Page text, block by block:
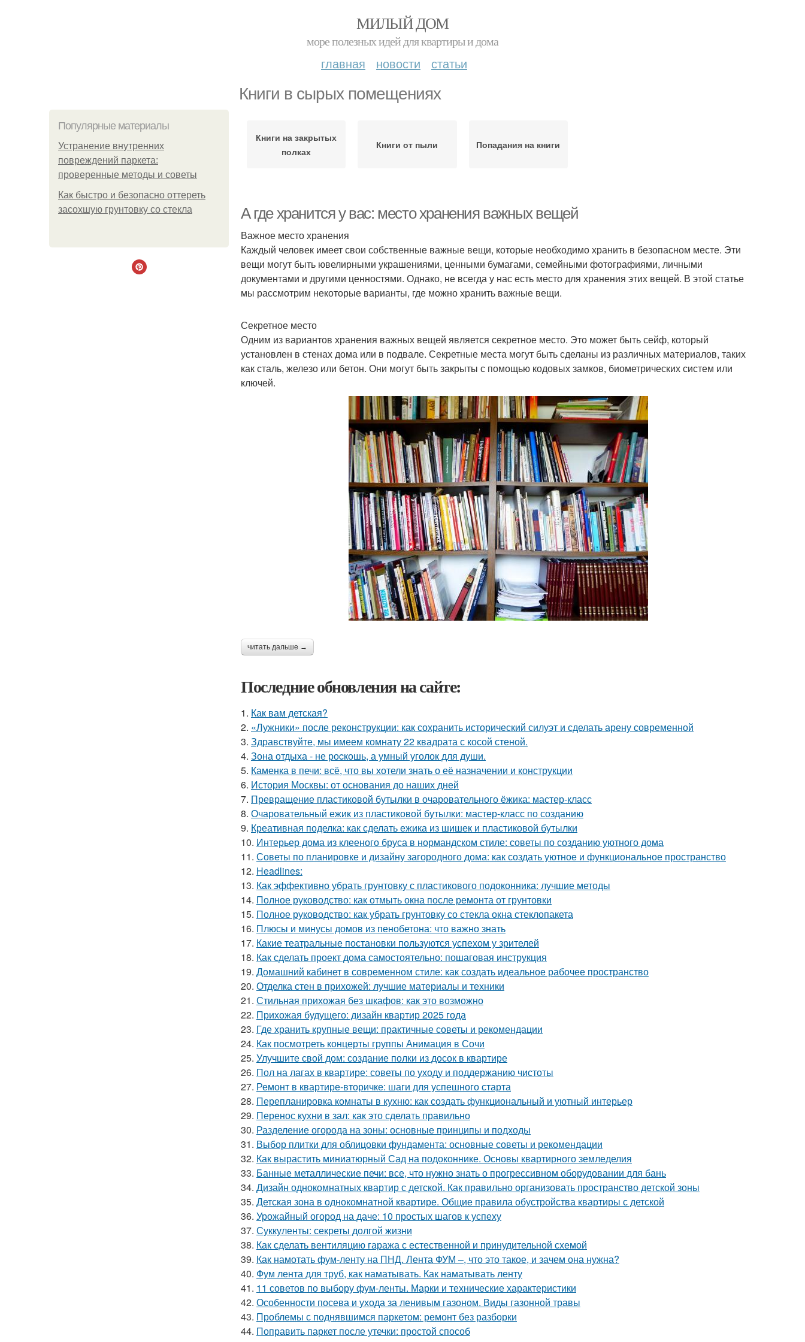
МИЛЫЙ ДОМ
море полезных идей для квартиры и дома
главная новости статьи
Книги в сырых помещениях
Популярные материалы
Устранение внутренних
повреждений паркета:
проверенные методы и советы
Как быстро и безопасно оттереть
засохшую грунтовку со стекла
Книги на закрытых
полках
Книги от пыли Попадания на книги
А где хранится у вас: место хранения важных вещей
Важное место хранения
Каждый человек имеет свои собственные важные вещи, которые необходимо хранить в безопасном месте. Эти
вещи могут быть ювелирными украшениями, ценными бумагами, семейными фотографиями, личными
документами и другими ценностями. Однако, не всегда у нас есть место для хранения этих вещей. В этой статье
мы рассмотрим некоторые варианты, где можно хранить важные вещи.
Секретное место
Одним из вариантов хранения важных вещей является секретное место. Это может быть сейф, который
установлен в стенах дома или в подвале. Секретные места могут быть сделаны из различных материалов, таких
как сталь, железо или бетон. Они могут быть закрыты с помощью кодовых замков, биометрических систем или
ключей.
читать дальше →
Последние обновления на сайте:
1. Как вам детская?
2. «Лужники» после реконструкции: как сохранить исторический силуэт и сделать арену современной
3. Здравствуйте, мы имеем комнату 22 квадрата с косой стеной.
4. Зона отдыха - не роcкошь, а умный уголок для души.
5. Каменка в печи: всё, что вы хотели знать о её назначении и конструкции
6. История Москвы: от основания до наших дней
7. Превращение пластиковой бутылки в очаровательного ёжика: мастер-класс
8. Очаровательный ежик из пластиковой бутылки: мастер-класс по созданию
9. Креативная поделка: как сделать ежика из шишек и пластиковой бутылки
10. Интерьер дома из клееного бруса в нормандском стиле: советы по созданию уютного дома
11. Советы по планировке и дизайну загородного дома: как создать уютное и функциональное пространство
12. Headlines:
13. Как эффективно убрать грунтовку с пластикового подоконника: лучшие методы
14. Полное руководство: как отмыть окна после ремонта от грунтовки
15. Полное руководство: как убрать грунтовку со стекла окна стеклопакета
16. Плюсы и минусы домов из пенобетона: что важно знать
17. Какие театральные постановки пользуются успехом у зрителей
18. Как сделать проект дома самостоятельно: пошаговая инструкция
19. Домашний кабинет в современном стиле: как создать идеальное рабочее пространство
20. Отделка стен в прихожей: лучшие материалы и техники
21. Стильная прихожая без шкафов: как это возможно
22. Прихожая будущего: дизайн квартир 2025 года
23. Где хранить крупные вещи: практичные советы и рекомендации
24. Как посмотреть концерты группы Анимация в Сочи
25. Улучшите свой дом: создание полки из досок в квартире
26. Пол на лагах в квартире: советы по уходу и поддержанию чистоты
27. Ремонт в квартире-вторичке: шаги для успешного старта
28. Перепланировка комнаты в кухню: как создать функциональный и уютный интерьер
29. Перенос кухни в зал: как это сделать правильно
30. Разделение огорода на зоны: основные принципы и подходы
31. Выбор плитки для облицовки фундамента: основные советы и рекомендации
32. Как вырастить миниатюрный Сад на подоконнике. Основы квартирного земледелия
33. Банные металлические печи: все, что нужно знать о прогрессивном оборудовании для бань
34. Дизайн однокомнатных квартир с детской. Как правильно организовать пространство детской зоны
35. Детская зона в однокомнатной квартире. Общие правила обустройства квартиры с детской
36. Урожайный огород на даче: 10 простых шагов к успеху
37. Суккуленты: секреты долгой жизни
38. Как сделать вентиляцию гаража с естественной и принудительной схемой
39. Как намотать фум-ленту на ПНД. Лента ФУМ –, что это такое, и зачем она нужна?
40. Фум лента для труб, как наматывать. Как наматывать ленту
41. 11 советов по выбору фум-ленты. Марки и технические характеристики
42. Особенности посева и ухода за ленивым газоном. Виды газонной травы
43. Проблемы с поднявшимся паркетом: ремонт без разборки
44. Поправить паркет после утечки: простой способ